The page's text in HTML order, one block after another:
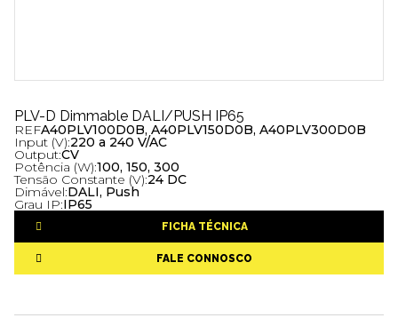
PLV-D Dimmable DALI/PUSH IP65
REFA40PLV100D0B, A40PLV150D0B, A40PLV300D0B
Input (V):220 a 240 V/AC
Output:CV
Potência (W):100, 150, 300
Tensão Constante (V):24 DC
Dimável:DALI, Push
Grau IP:IP65
FICHA TÉCNICA
FALE CONNOSCO